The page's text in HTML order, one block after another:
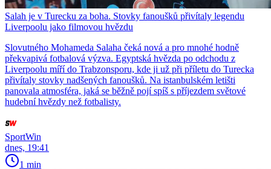
Salah je v Turecku za boha. Stovky fanoušků přivítaly legendu
Liverpoolu jako filmovou hvězdu
Slovutného Mohameda Salaha čeká nová a pro mnohé hodně
překvapivá fotbalová výzva. Egyptská hvězda po odchodu z
Liverpoolu míří do Trabzonsporu, kde ji už při příletu do Turecka
přivítaly stovky nadšených fanoušků. Na istanbulském letišti
panovala atmosféra, jaká se běžně pojí spíš s příjezdem světové
hudební hvězdy než fotbalisty.
SportWin
dnes, 19:41
1 min